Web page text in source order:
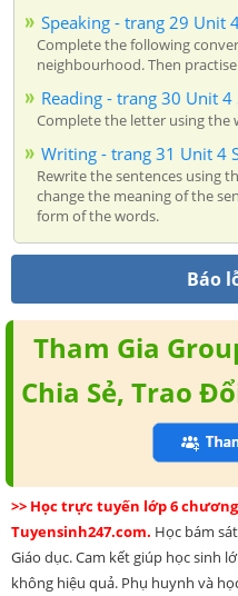
Speaking - trang 29 Unit
Complete the following
neighbourhood. Then
Reading - trang 30 Unit
Complete the letter using the
Writing - trang 31 Unit 4
Rewrite the sentences using
change the meaning of the
form of the words.
Báo
Tham Gia
Chia Sẻ, Trao
>> Học trực tuyến lớp 6
Tuyensinh247.com. Học bám
Giáo dục. Cam kết giúp học sinh
không hiệu quả. Phụ huynh và